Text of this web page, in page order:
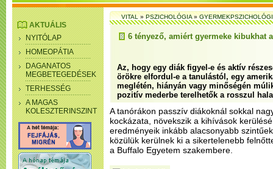
AKTUÁLIS
NYITÓLAP
HOMEOPÁTIA
DAGANATOS
MEGBETEGEDÉSEK
TERHESSÉG
A MAGAS
KOLESZTERINSZINT
VITAL»PSZICHOLÓGIA»
6 tényező, amiért gyermeke kibukhat
Az, hogy egy diák figyel-e és aktív
örökre elfordul-e a tanulástól, egy
meglétén, hiányán vagy minőségén
pozitív mederbe terelhetők a rosszul
A tanórákon passzív diákoknál sokkal
kockázata, növekszik a kihívások
eredményeik inkább alacsonyabb
közülük kerülnek ki a sikertelenebb
a Buffalo Egyetem szakembere.